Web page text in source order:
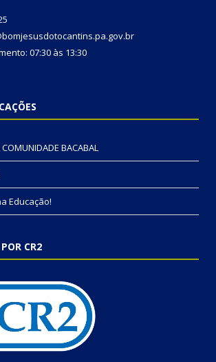
07:30 às 13:30
BACABAL
Educação!
CR2